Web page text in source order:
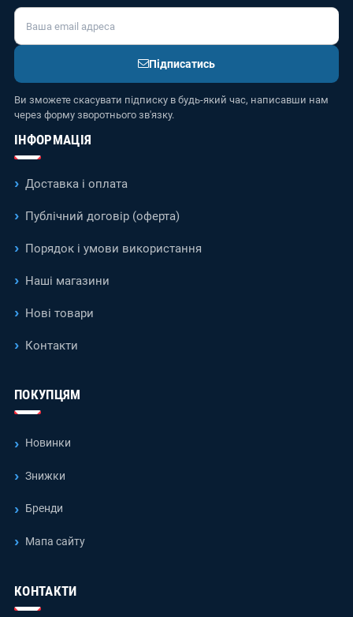
Підписатись
Ви зможете скасувати підписку в будь-який час, написавши нам
через форму зворотнього зв'язку.
ІНФОРМАЦІЯ
Доставка і оплата
Публічний договір (оферта)
Порядок і умови використання
Наші магазини
Нові товари
Контакти
ПОКУПЦЯМ
Новинки
Знижки
Бренди
Мапа сайту
КОНТАКТИ